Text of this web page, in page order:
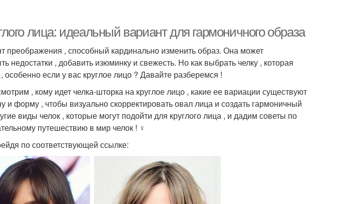
лица: идеальный вариант для гармоничного образа
, способный кардинально изменить образ. Она может
недостатки , добавить изюминку и свежесть. Но как выбрать челку , которая
если у вас круглое лицо ? Давайте разберемся !
, кому идет челка-шторка на круглое лицо , какие ее вариации существуют
и форму , чтобы визуально скорректировать овал лица и создать гармоничный
виды челок , которые могут подойти для круглого лица , и дадим советы по
путешествию в мир челок ! ‍♀️
по соответствующей ссылке: